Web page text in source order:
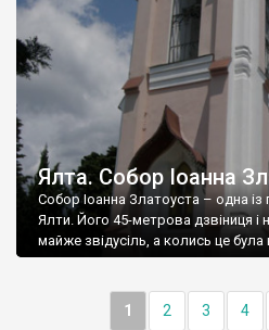
Ялта. Собор Іоанна
Собор Іоанна Златоуста – одна
Ялти. Його 45-метрова дзвіниця і
майже звідусіль, а колись це
1 2 3 4